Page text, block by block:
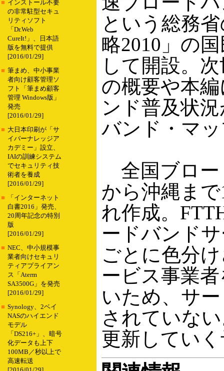
■ インストール不要
の非常駐型セキュ
リティソフト
「Dr.Web
CureIt!」、日本語
版を無料で提供
[2016/01/29]
■ 筆まめ、中小事業
者向け顧客管理ソ
フト「筆まめ顧客
管理 Windows版」
発売
[2016/01/29]
■ 大日本印刷が「サ
イバーナレッジア
カデミー」設立、
IAIの訓練システム
でセキュリティ技
術者を養成
[2016/01/29]
■
「インターネット
白書2016」発売、
20周年記念の特別
版
[2016/01/29]
■ NEC、中小規模事
業者向けセキュリ
ティアプライアン
ス「Aterm
SA3500G」を発売
[2016/01/29]
■ Synology、2ベイ
NASのハイエンド
モデル
「DS216+」、暗号
化データも上下
100MB／秒以上で
高速転送
という総務
略2010」の
して開設。
の概要や本
ンド普及状
バンド・マ
全国ブロー
から沖縄ま
れ作成。
ードバンド
ごとに色分
ービス事業
いため、サ
されていな
更新してい